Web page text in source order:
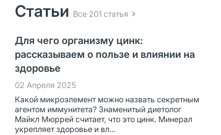
Статьи Все 201 статья
Для чего организму цинк:
рассказываем о пользе и влиянии на
здоровье
02 Апреля 2025
Какой микроэлемент можно назвать секретным
агентом иммунитета? Знаменитый диетолог
Майкл Мюррей считает, что это цинк. Минерал
укрепляет здоровье и вл...